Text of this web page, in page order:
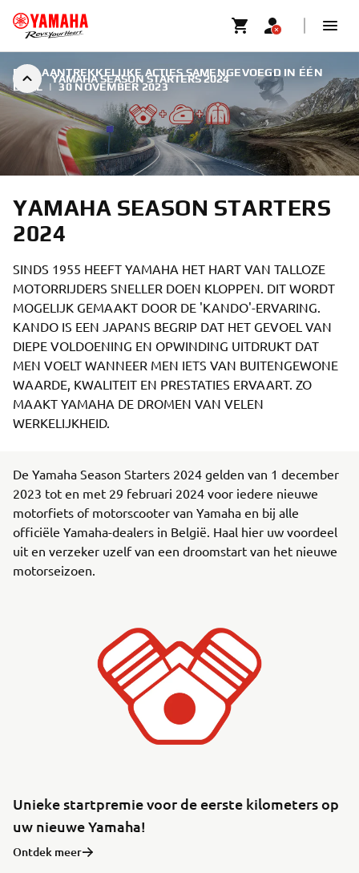
YAMAHA SEASON STARTERS 2024
DRIE AANTREKKELIJKE ACTIES SAMENGEVOEGD IN ÉÉN
DEAL | 30 NOVEMBER 2023
YAMAHA SEASON STARTERS
2024
SINDS 1955 HEEFT YAMAHA HET HART VAN TALLOZE
MOTORRIJDERS SNELLER DOEN KLOPPEN. DIT WORDT
MOGELIJK GEMAAKT DOOR DE 'KANDO'-ERVARING.
KANDO IS EEN JAPANS BEGRIP DAT HET GEVOEL VAN
DIEPE VOLDOENING EN OPWINDING UITDRUKT DAT
MEN VOELT WANNEER MEN IETS VAN BUITENGEWONE
WAARDE, KWALITEIT EN PRESTATIES ERVAART. ZO
MAAKT YAMAHA DE DROMEN VAN VELEN
WERKELIJKHEID.
De Yamaha Season Starters 2024 gelden van 1 december
2023 tot en met 29 februari 2024 voor iedere nieuwe
motorfiets of motorscooter van Yamaha en bij alle
officiële Yamaha-dealers in België. Haal hier uw voordeel
uit en verzeker uzelf van een droomstart van het nieuwe
motorseizoen.
Unieke startpremie voor de eerste kilometers op
uw nieuwe Yamaha!
Ontdek meer